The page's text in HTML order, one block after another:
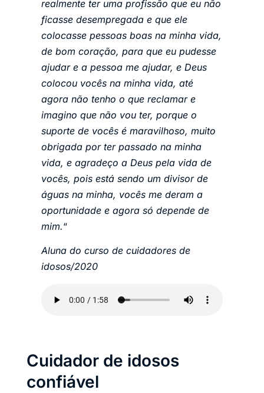
realmente ter uma profissão que eu não
ficasse desempregada e que ele
colocasse pessoas boas na minha vida,
de bom coração, para que eu pudesse
ajudar e a pessoa me ajudar, e Deus
colocou vocês na minha vida, até
agora não tenho o que reclamar e
imagino que não vou ter, porque o
suporte de vocês é maravilhoso, muito
obrigada por ter passado na minha
vida, e agradeço a Deus pela vida de
vocês, pois está sendo um divisor de
águas na minha, vocês me deram a
oportunidade e agora só depende de
mim.“
Aluna do curso de cuidadores de
idosos/2020
Cuidador de idosos
confiável